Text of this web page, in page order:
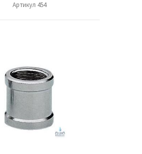
Артикул 454